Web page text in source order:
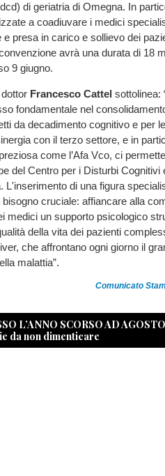
di geriatria di Omegna. In
a coadiuvare i medici
presa in carico e sollievo dei
avrà una durata di 18
9 giugno.
Francesco Cattel sottolinea:
fondamentale nel
da decadimento cognitivo e per
con il terzo settore, e in
come l’Afa Vco, ci
del Centro per i Disturbi Cognitivi
L'inserimento di una figura
cruciale: affiancare alla
medici un supporto psicologico
della vita dei pazienti
che affrontano ogni giorno il
malattia”.
Comunicato
L’ANNO SCORSO AD
da non dimenticare